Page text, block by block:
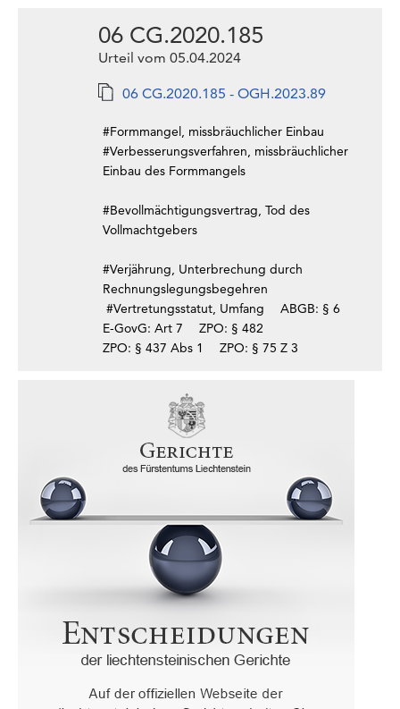
06 CG.2020.185
Urteil vom 05.04.2024
06 CG.2020.185 - OGH.2023.89
#Formmangel, missbräuchlicher Einbau
#Verbesserungsverfahren, missbräuchlicher
Einbau des Formmangels
#Bevollmächtigungsvertrag, Tod des
Vollmachtgebers
#Verjährung, Unterbrechung durch
Rechnungslegungsbegehren
#Vertretungsstatut, Umfang
ABGB: § 6
E-GovG: Art 7
ZPO: § 482
ZPO: § 437 Abs 1
ZPO: § 75 Z 3